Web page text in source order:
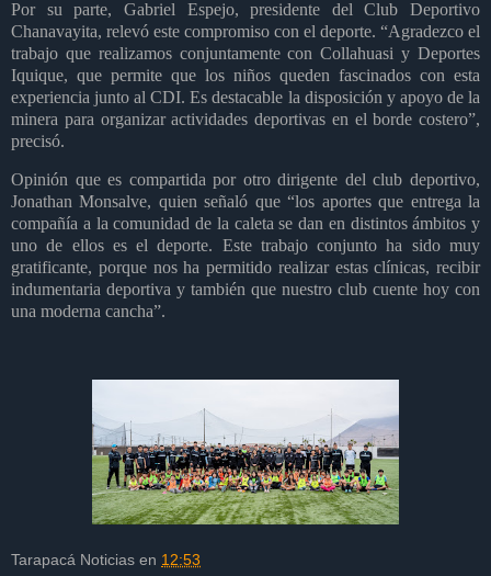
Por su parte, Gabriel Espejo, presidente del Club Deportivo
Chanavayita, relevó este compromiso con el deporte. “Agradezco el
trabajo que realizamos conjuntamente con Collahuasi y Deportes
Iquique, que permite que los niños queden fascinados con esta
experiencia junto al CDI. Es destacable la disposición y apoyo de la
minera para organizar actividades deportivas en el borde costero”,
precisó.
Opinión que es compartida por otro dirigente del club deportivo,
Jonathan Monsalve, quien señaló que “los aportes que entrega la
compañía a la comunidad de la caleta se dan en distintos ámbitos y
uno de ellos es el deporte. Este trabajo conjunto ha sido muy
gratificante, porque nos ha permitido realizar estas clínicas, recibir
indumentaria deportiva y también que nuestro club cuente hoy con
una moderna cancha”.
Tarapacá Noticias en 12:53